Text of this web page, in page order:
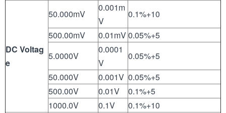
DC Voltag
e
50.000mV
0.001m
V
0.1%+10
500.00mV
0.01mV0.05%+5
5.0000V
0.0001
V
0.05%+5
50.000V
0.001V 0.05%+5
500.00V
0.01V
0.1%+5
1000.0V
0.1V 0.1%+10